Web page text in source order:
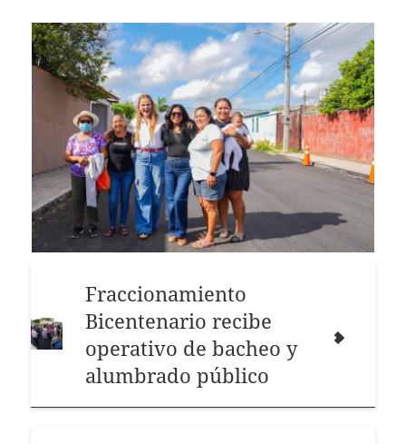
Fraccionamiento
Bicentenario recibe
operativo de bacheo y
alumbrado público